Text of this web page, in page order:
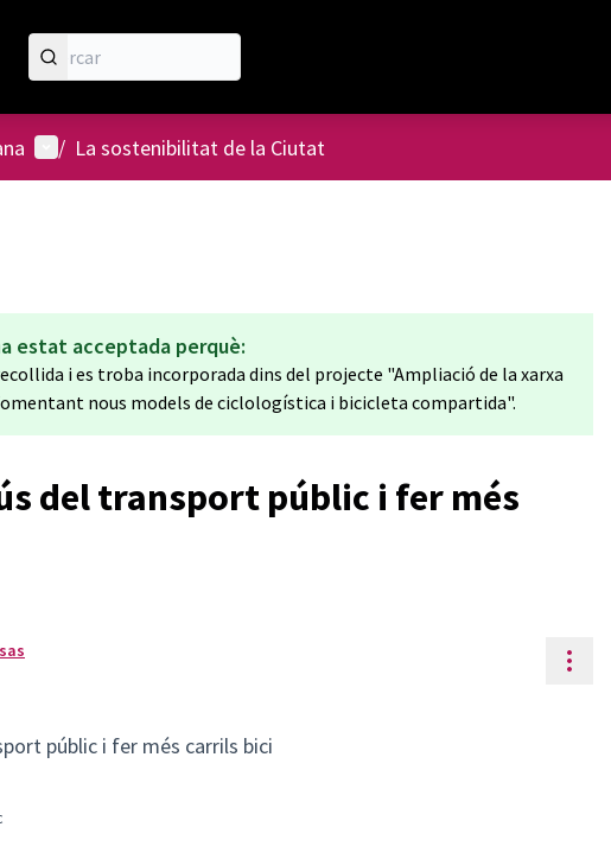
Menú d'usuari
/ La sostenibilitat de la Ciutat
estat acceptada perquè:
i es troba incorporada dins del projecte "Ampliació de la xarxa
nous models de ciclologística i bicicleta compartida".
del transport públic i fer més
públic i fer més carrils bici
el transport públic